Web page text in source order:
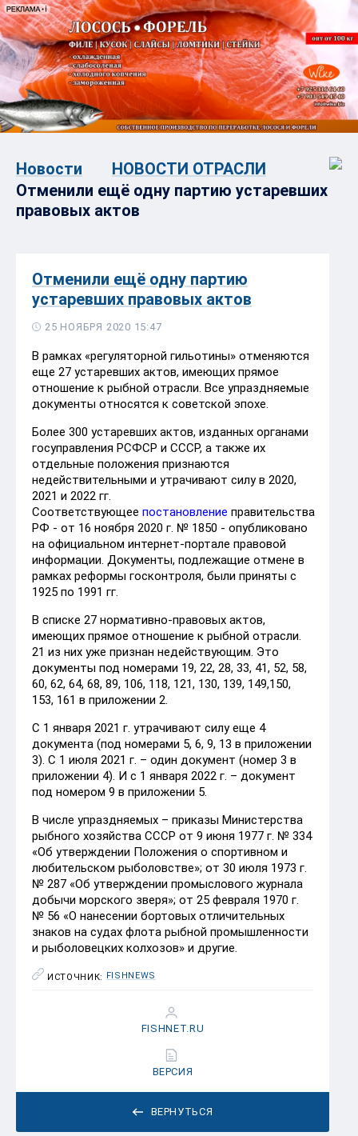
Новости
НОВОСТИ ОТРАСЛИ
Отменили ещё одну партию устаревших
правовых актов
Отменили ещё одну партию
устаревших правовых актов
25 НОЯБРЯ 2020 15:47
В рамках «регуляторной гильотины» отменяются
еще 27 устаревших актов, имеющих прямое
отношение к рыбной отрасли. Все упраздняемые
документы относятся к советской эпохе.
Более 300 устаревших актов, изданных органами
госуправления РСФСР и СССР, а также их
отдельные положения признаются
недействительными и утрачивают силу в 2020,
2021 и 2022 гг.
Соответствующее постановление правительства
РФ - от 16 ноября 2020 г. № 1850 - опубликовано
на официальном интернет-портале правовой
информации. Документы, подлежащие отмене в
рамках реформы госконтроля, были приняты с
1925 по 1991 гг.
В списке 27 нормативно-правовых актов,
имеющих прямое отношение к рыбной отрасли.
21 из них уже признан недействующим. Это
документы под номерами 19, 22, 28, 33, 41, 52, 58,
60, 62, 64, 68, 89, 106, 118, 121, 130, 139, 149,150,
153, 161 в приложении 2.
С 1 января 2021 г. утрачивают силу еще 4
документа (под номерами 5, 6, 9, 13 в приложении
3). С 1 июля 2021 г. – один документ (номер 3 в
приложении 4). И с 1 января 2022 г. – документ
под номером 9 в приложении 5.
В числе упраздняемых – приказы Министерства
рыбного хозяйства СССР от 9 июня 1977 г. № 334
«Об утверждении Положения о спортивном и
любительском рыболовстве»; от 30 июля 1973 г.
№ 287 «Об утверждении промыслового журнала
добычи морского зверя»; от 25 февраля 1970 г.
№ 56 «О нанесении бортовых отличительных
знаков на судах флота рыбной промышленности
и рыболовецких колхозов» и другие.
ИСТОЧНИК: FISHNEWS
ВЕРНУТЬСЯ
FISHNET.RU
ВЕРСИЯ